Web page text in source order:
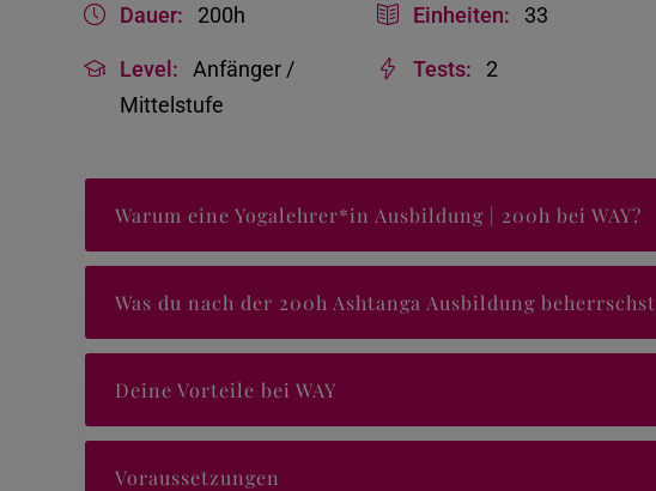
Dauer: 200h Einheiten: 33
Level:
Anfänger /
Mittelstufe
Tests: 2
Warum eine Yogalehrer*in Ausbildung | 200h bei WAY?
Was du nach der 200h Ashtanga Ausbildung beherrschst
Deine Vorteile bei WAY
Voraussetzungen